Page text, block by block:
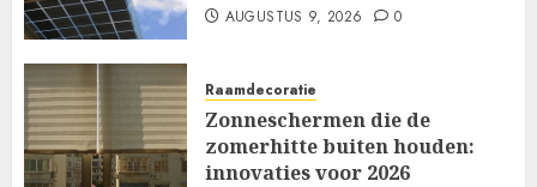
AUGUSTUS 9, 2026 0
Raamdecoratie
Zonneschermen die de
zomerhitte buiten houden:
innovaties voor 2026